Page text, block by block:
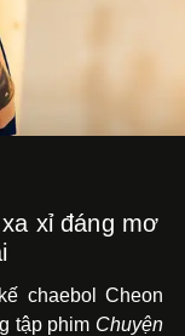
xỉ đáng mơ
chaebol Cheon
tập phim Chuyện